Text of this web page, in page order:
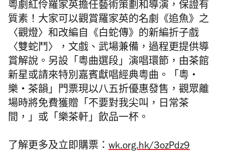
粵劇紅伶羅家英擔任藝術策劃和導演，保證有
質素！大家可以觀賞羅家英的名劇《追魚》之
〈觀燈〉和改編自《白蛇傳》的新編折子戲
〈雙蛇鬥〉，文戲、武場兼備，過程更提供導
賞解說。另設 「粵曲選段」演唱環節，由茶館
新星或請來特別嘉賓獻唱經典粵曲。「粵・
樂・茶韻」門票現以八五折優惠發售，觀眾離
場時將免費獲贈「不要對我尖叫，日常茶
間，」或「樂茶軒」飲品一杯。
了解更多及立即購票： wk.org.hk/3ozPdz9